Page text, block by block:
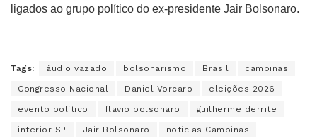
ligados ao grupo político do ex-presidente Jair Bolsonaro.
Tags: áudio vazado bolsonarismo Brasil campinas
Congresso Nacional Daniel Vorcaro eleições 2026
evento político flavio bolsonaro guilherme derrite
interior SP Jair Bolsonaro notícias Campinas